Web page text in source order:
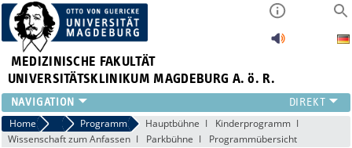
MEDIZINISCHE FAKULTÄT
UNIVERSITÄTSKLINIKUM MAGDEBURG A. ö. R.
INSTITUTE
KLINIKEN
Home Jubiläumsfest
Programm Hauptbühne
Kinderprogramm
Wissenschaft zum Anfassen
Parkbühne Programmübersicht